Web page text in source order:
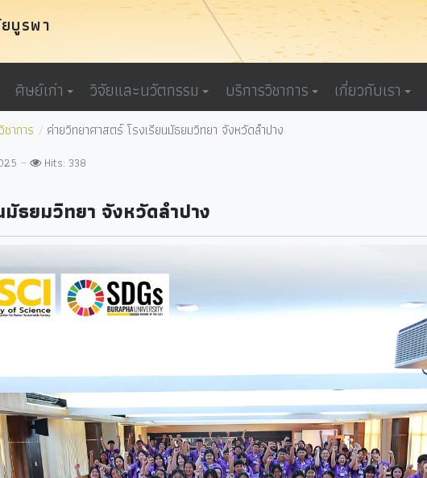
บูรพา
ศิษย์เก่า วิจัยและนวัตกรรม บริการวิชาการ เกี่ยวกับเรา
าการ ค่ายวิทยาศาสตร์ โรงเรียนมัธยมวิทยา จังหวัดลำปาง
Hits: 338
ธยมวิทยา จังหวัดลำปาง